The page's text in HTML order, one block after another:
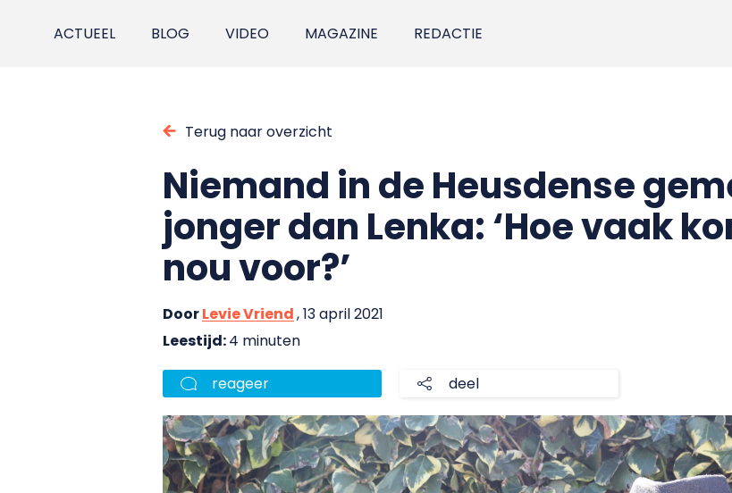
ACTUEEL BLOG VIDEO MAGAZINE REDACTIE
Terug naar overzicht
Niemand in de Heusdense
jonger dan Lenka: ‘Hoe vaak
nou voor?’
DoorLevie Vriend, 13 april 2021
Leestijd:4 minuten
reageer deel